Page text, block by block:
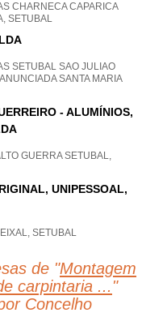
CHARNECA CAPARICA
SETUBAL
SETUBAL SAO JULIAO
SANTA MARIA
- ALUMÍNIOS,
GUERRA SETUBAL,
UNIPESSOAL,
SETUBAL
de "Montagem
carpintaria ... "
Concelho